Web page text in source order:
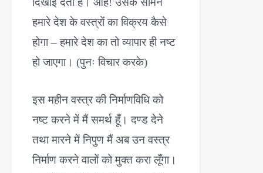
हमारे देश के वस्त्रों का विक्रय कैसे
होगा – हमारे देश का तो व्यापार ही नष्ट
हो जाएगा। (पुनः विचार करके)
इस महीन वस्त्र की निर्माणविधि को
नष्ट करने में मैं समर्थ हूँ। दण्ड देने
तथा मारने में निपुण मैं अब उन वस्त्र
निर्माण करने वालों को मुक्त करा लूँगा।